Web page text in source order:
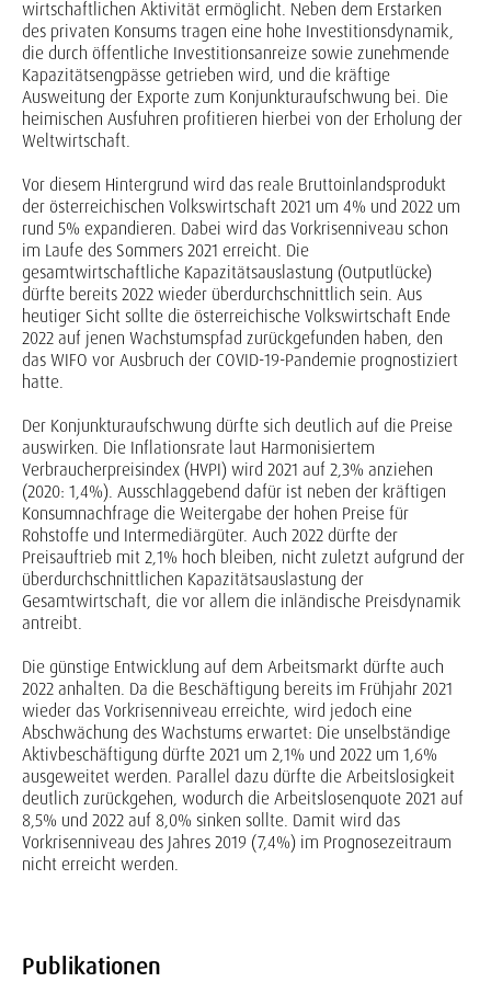
wirtschaftlichen Aktivität ermöglicht. Neben dem Erstarken
des privaten Konsums tragen eine hohe Investitionsdynamik,
die durch öffentliche Investitionsanreize sowie zunehmende
Kapazitätsengpässe getrieben wird, und die kräftige
Ausweitung der Exporte zum Konjunkturaufschwung bei. Die
heimischen Ausfuhren profitieren hierbei von der Erholung der
Weltwirtschaft.
Vor diesem Hintergrund wird das reale Bruttoinlandsprodukt
der österreichischen Volkswirtschaft 2021 um 4% und 2022 um
rund 5% expandieren. Dabei wird das Vorkrisenniveau schon
im Laufe des Sommers 2021 erreicht. Die
gesamtwirtschaftliche Kapazitätsauslastung (Outputlücke)
dürfte bereits 2022 wieder überdurchschnittlich sein. Aus
heutiger Sicht sollte die österreichische Volkswirtschaft Ende
2022 auf jenen Wachstumspfad zurückgefunden haben, den
das WIFO vor Ausbruch der COVID-19-Pandemie prognostiziert
hatte.
Der Konjunkturaufschwung dürfte sich deutlich auf die Preise
auswirken. Die Inflationsrate laut Harmonisiertem
Verbraucherpreisindex (HVPI) wird 2021 auf 2,3% anziehen
(2020: 1,4%). Ausschlaggebend dafür ist neben der kräftigen
Konsumnachfrage die Weitergabe der hohen Preise für
Rohstoffe und Intermediärgüter. Auch 2022 dürfte der
Preisauftrieb mit 2,1% hoch bleiben, nicht zuletzt aufgrund der
überdurchschnittlichen Kapazitätsauslastung der
Gesamtwirtschaft, die vor allem die inländische Preisdynamik
antreibt.
Die günstige Entwicklung auf dem Arbeitsmarkt dürfte auch
2022 anhalten. Da die Beschäftigung bereits im Frühjahr 2021
wieder das Vorkrisenniveau erreichte, wird jedoch eine
Abschwächung des Wachstums erwartet: Die unselbständige
Aktivbeschäftigung dürfte 2021 um 2,1% und 2022 um 1,6%
ausgeweitet werden. Parallel dazu dürfte die Arbeitslosigkeit
deutlich zurückgehen, wodurch die Arbeitslosenquote 2021 auf
8,5% und 2022 auf 8,0% sinken sollte. Damit wird das
Vorkrisenniveau des Jahres 2019 (7,4%) im Prognosezeitraum
nicht erreicht werden.
Publikationen